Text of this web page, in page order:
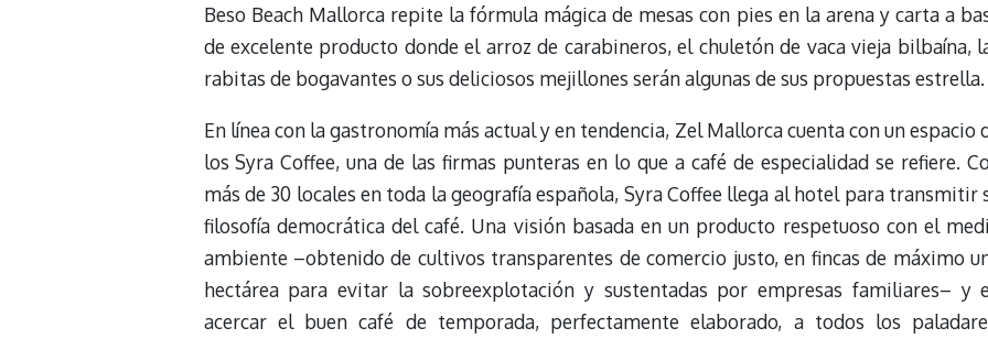
Beso Beach Mallorca repite la fórmula mágica de mesas con pies en la arena y carta a
de excelente producto donde el arroz de carabineros, el chuletón de vaca vieja bilbaína,
rabitas de bogavantes o sus deliciosos mejillones serán algunas de sus propuestas estrella.
En línea con la gastronomía más actual y en tendencia, Zel Mallorca cuenta con un espacio
los Syra Coffee, una de las firmas punteras en lo que a café de especialidad se refiere.
más de 30 locales en toda la geografía española, Syra Coffee llega al hotel para transmitir
filosofía democrática del café. Una visión basada en un producto respetuoso con el
ambiente –obtenido de cultivos transparentes de comercio justo, en fincas de máximo
hectárea para evitar la sobreexplotación y sustentadas por empresas familiares– y
acercar el buen café de temporada, perfectamente elaborado, a todos los